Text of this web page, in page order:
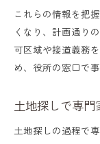
これらの情報を把
くなり、計画通り
可区域や接道義務
め、役所の窓口で
土地探しで専
土地探しの過程で